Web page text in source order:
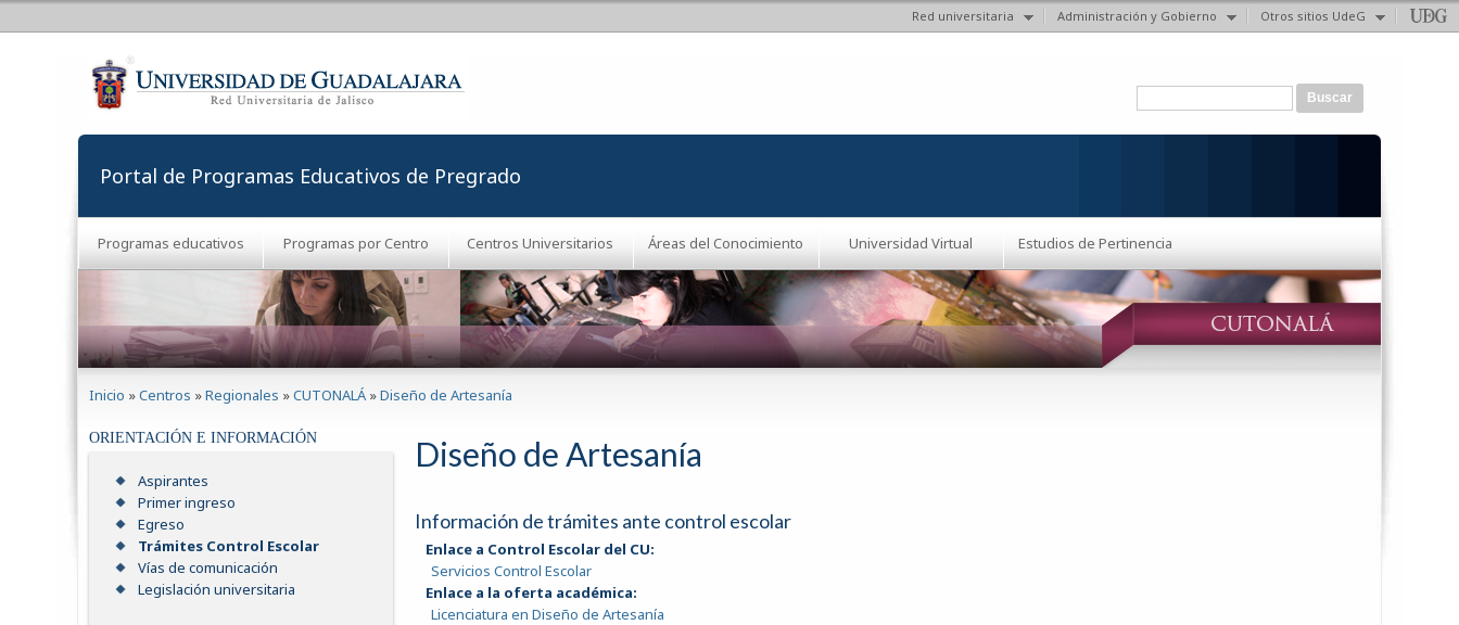
Red universitaria Administración y Gobierno Otros sitios UdeG
Formulario de búsqueda
Portal de Programas Educativos de Pregrado
Programas educativos Programas por Centro Centros Universitarios Áreas del Conocimiento Universidad Virtual Estudios de Pertinencia
Inicio »Centros »Regionales »CUTONALÁ »Diseño de Artesanía
ORIENTACIÓN E INFORMACIÓN
Aspirantes
Primer ingreso
Egreso
Trámites Control Escolar
Vías de comunicación
Legislación universitaria
Diseño de Artesanía
Información de trámites ante control escolar
Enlace a Control Escolar del CU:
Servicios Control Escolar
Enlace a la oferta académica:
Licenciatura en Diseño de Artesanía